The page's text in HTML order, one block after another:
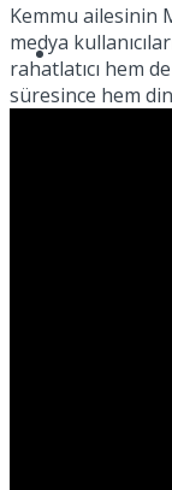
Spor
Kemmu ailesinin
medya
rahatlatıcı hem
süresince hem